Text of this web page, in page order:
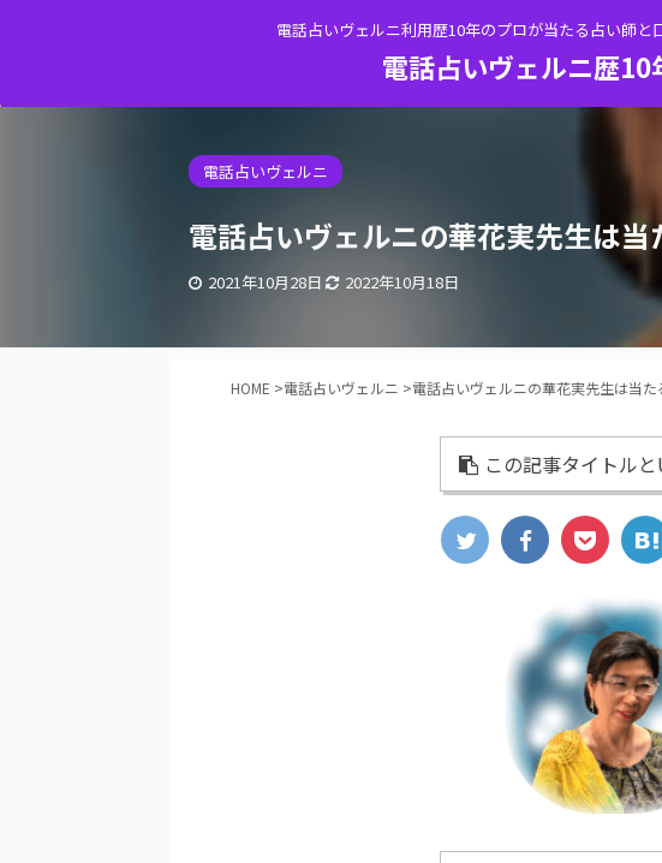
電話占いヴェルニ利用歴10年のプロが当たる占い師と
電話占いヴェルニ歴
電話占いヴェルニ
電話占いヴェルニの華花実先生は当
2021年10月28日 2022年10月18日
HOME >電話占いヴェルニ >電話占いヴェルニの華花実先生は当
この記事タイトル